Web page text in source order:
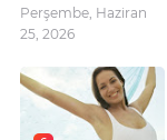
Perşembe, Haziran
25, 2026